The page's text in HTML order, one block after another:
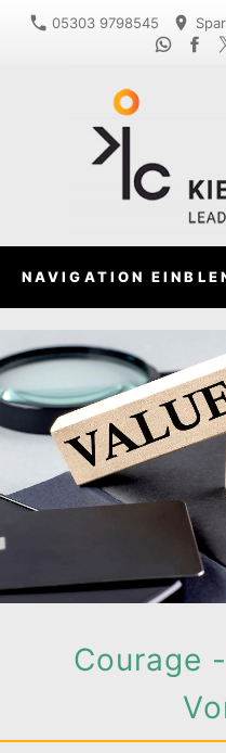
05303 9798545
NAVIGATION
Courage